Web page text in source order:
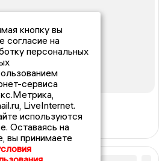
кнопку вы
согласие на
персональных
сервиса
LiveInternet.
используются
Оставаясь на
вы принимаете